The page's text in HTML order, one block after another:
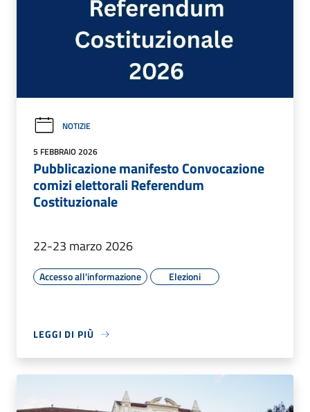
NOTIZIE
5 FEBBRAIO 2026
Pubblicazione manifesto Convocazione
comizi elettorali Referendum
Costituzionale
22-23 marzo 2026
Accesso all'informazione Elezioni
LEGGI DI PIÙ